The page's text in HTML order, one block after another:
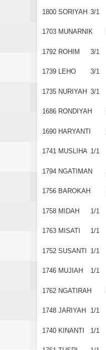
1800 SORIYAH 3/1
1703 MUNARNIK
1792 ROHIM 3/1
1739 LEHO 3/1
1735 NURIYAH 3/1
1686 RONDIYAH
1690 HARYANTI
1741 MUSLIHA 1/1
1794 NGATIMAN
1756 BAROKAH
1758 MIDAH 1/1
1763 MISATI 1/1
1752 SUSANTI 1/1
1746 MUJIAH 1/1
1762 NGATIRAH
1748 JARIYAH 1/1
1740 KINANTI 1/1